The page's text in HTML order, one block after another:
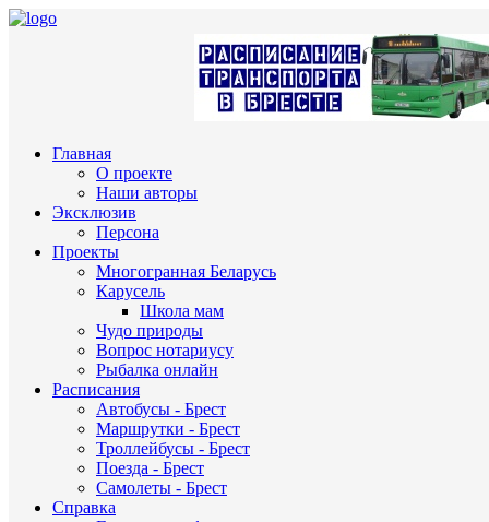
Главная
О проекте
Наши авторы
Эксклюзив
Персона
Проекты
Многогранная Беларусь
Карусель
Школа мам
Чудо природы
Вопрос нотариусу
Рыбалка онлайн
Расписания
Автобусы - Брест
Маршрутки - Брест
Троллейбусы - Брест
Поезда - Брест
Самолеты - Брест
Справка